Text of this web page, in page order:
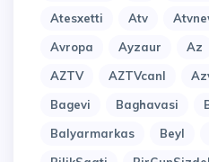
Atesxetti
Atv
Avropa
Ayzaur Az
AZTV
AZTVcanl
Bagevi
Baghavasi
Balyarmarkas
Beyl